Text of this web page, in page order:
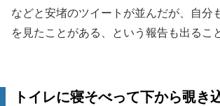
などと安堵のツイートが並んだが、自分
を見たことがある、という報告も出るこ
トイレに寝そべって下から覗き